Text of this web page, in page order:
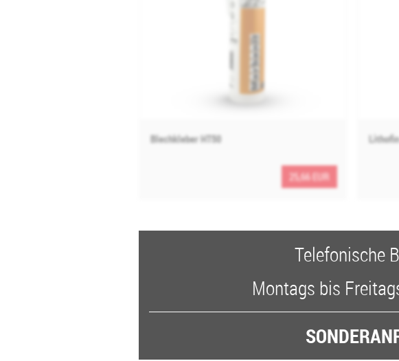
Blechkleber HT50
25,66 EUR
Telefonische
Montags bis